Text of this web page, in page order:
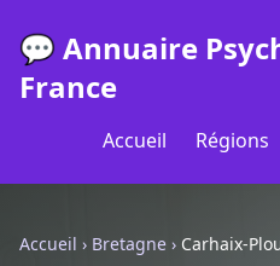
💬 Annuaire
France
Accueil Régions
Accueil › Bretagne › Carhaix-